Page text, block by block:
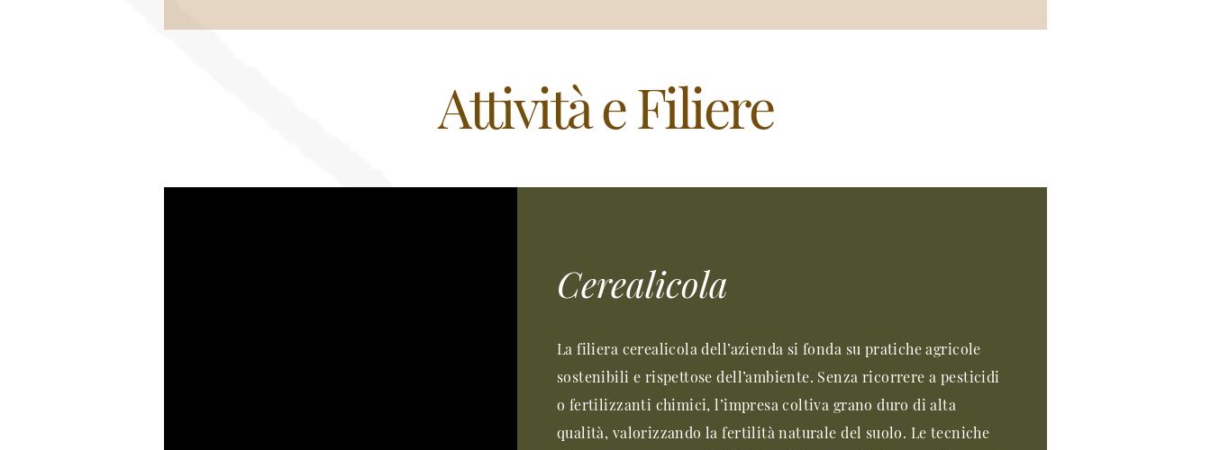
Attività e Filiere
Cerealicola
La filiera cerealicola dell’azienda si fonda su pratiche agricole
sostenibili e rispettose dell’ambiente. Senza ricorrere a pesticidi
o fertilizzanti chimici, l’impresa coltiva grano duro di alta
qualità, valorizzando la fertilità naturale del suolo. Le tecniche